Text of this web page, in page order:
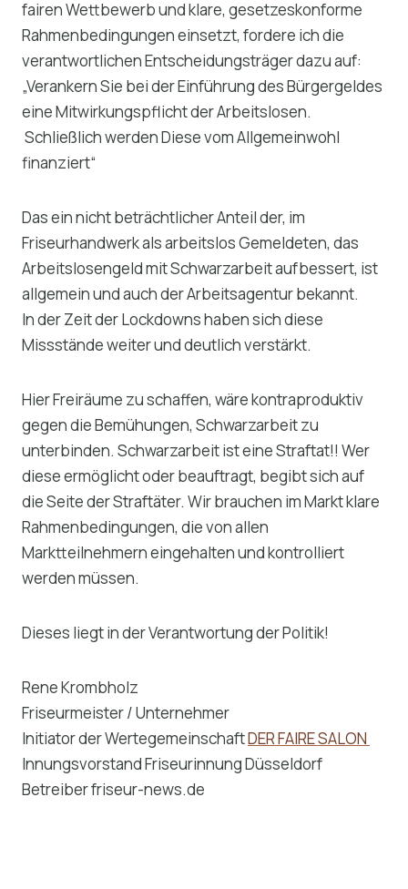
fairen Wettbewerb und klare, gesetzeskonforme
Rahmenbedingungen einsetzt, fordere ich die
verantwortlichen Entscheidungsträger dazu auf:
„Verankern Sie bei der Einführung des Bürgergeldes
eine Mitwirkungspflicht der Arbeitslosen.
Schließlich werden Diese vom Allgemeinwohl
finanziert“
Das ein nicht beträchtlicher Anteil der, im
Friseurhandwerk als arbeitslos Gemeldeten, das
Arbeitslosengeld mit Schwarzarbeit aufbessert, ist
allgemein und auch der Arbeitsagentur bekannt.
In der Zeit der Lockdowns haben sich diese
Missstände weiter und deutlich verstärkt.
Hier Freiräume zu schaffen, wäre kontraproduktiv
gegen die Bemühungen, Schwarzarbeit zu
unterbinden. Schwarzarbeit ist eine Straftat!! Wer
diese ermöglicht oder beauftragt, begibt sich auf
die Seite der Straftäter. Wir brauchen im Markt klare
Rahmenbedingungen, die von allen
Marktteilnehmern eingehalten und kontrolliert
werden müssen.
Dieses liegt in der Verantwortung der Politik!
Rene Krombholz
Friseurmeister / Unternehmer
Initiator der WertegemeinschaftDER FAIRE SALON
Innungsvorstand Friseurinnung Düsseldorf
Betreiber friseur-news.de